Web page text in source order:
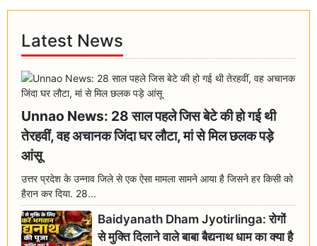
Latest News
Unnao News: 28 साल पहले जिस बेटे की हो गई थी
तेरहवीं, वह अचानक जिंदा घर लौटा, मां से मिल छलक पड़े
आंसू
उत्तर प्रदेश के उन्नाव जिले से एक ऐसा मामला सामने आया है जिसने हर किसी को
हैरान कर दिया. 28...
Baidyanath Dham Jyotirlinga: रोगों
से मुक्ति दिलाने वाले बाबा बैद्यनाथ धाम का क्या है